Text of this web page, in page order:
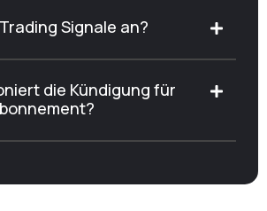
Signale an?
die Kündigung für